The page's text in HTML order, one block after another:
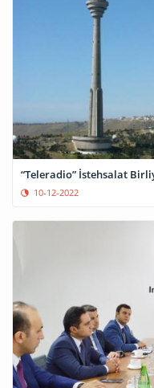
“Teleradio” İstehsalat
10-12-2022